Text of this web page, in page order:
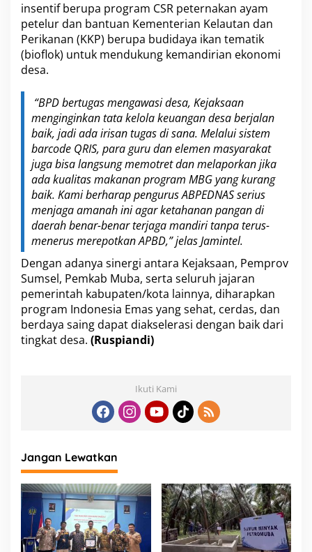
insentif berupa program CSR peternakan ayam
petelur dan bantuan Kementerian Kelautan dan
Perikanan (KKP) berupa budidaya ikan tematik
(bioflok) untuk mendukung kemandirian ekonomi
desa.
“BPD bertugas mengawasi desa, Kejaksaan
menginginkan tata kelola keuangan desa berjalan
baik, jadi ada irisan tugas di sana. Melalui sistem
barcode QRIS, para guru dan elemen masyarakat
juga bisa langsung memotret dan melaporkan jika
ada kualitas makanan program MBG yang kurang
baik. Kami berharap pengurus ABPEDNAS serius
menjaga amanah ini agar ketahanan pangan di
daerah benar-benar terjaga mandiri tanpa terus-
menerus merepotkan APBD,” jelas Jamintel.
Dengan adanya sinergi antara Kejaksaan, Pemprov
Sumsel, Pemkab Muba, serta seluruh jajaran
pemerintah kabupaten/kota lainnya, diharapkan
program Indonesia Emas yang sehat, cerdas, dan
berdaya saing dapat diakselerasi dengan baik dari
tingkat desa. (Ruspiandi)
Ikuti Kami
Jangan Lewatkan